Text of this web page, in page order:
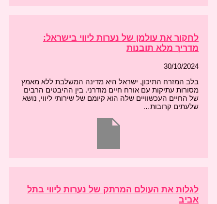
לחקור את עולמן של נערות ליווי בישראל:
מדריך מלא תובנות
30/10/2024
בלב המזרח התיכון, ישראל היא מדינה המשלבת ללא מאמץ
מסורות עתיקות עם אורח חיים מודרני. בין ההיבטים הרבים
של החיים העכשוויים שלה הוא קיומם של שירותי ליווי, נושא
שלעתים קרובות…
לגלות את העולם המרתק של נערות ליווי בתל
אביב